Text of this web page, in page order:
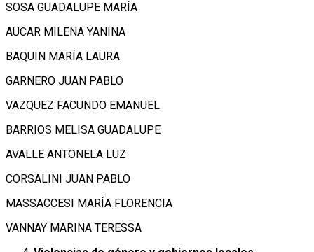
SOSA GUADALUPE MARÍA
AUCAR MILENA YANINA
BAQUIN MARÍA LAURA
GARNERO JUAN PABLO
VAZQUEZ FACUNDO EMANUEL
BARRIOS MELISA GUADALUPE
AVALLE ANTONELA LUZ
CORSALINI JUAN PABLO
MASSACCESI MARÍA FLORENCIA
VANNAY MARINA TERESSA